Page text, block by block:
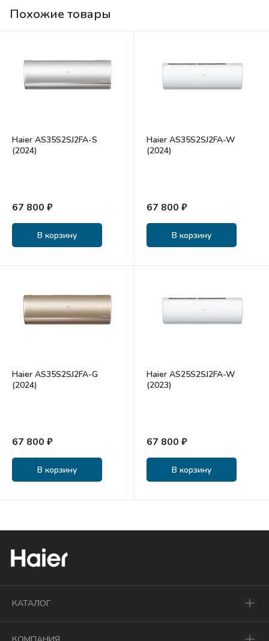
Похожие товары
Haier AS35S2SJ2FA-S
(2024)
67 800 ₽
В корзину
Haier AS35S2SJ2FA-W
(2024)
67 800 ₽
В корзину
Haier AS35S2SJ2FA-G
(2024)
67 800 ₽
В корзину
Haier AS25S2SJ2FA-W
(2023)
67 800 ₽
В корзину
КАТАЛОГ